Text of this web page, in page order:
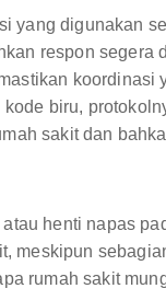
yang digunakan
respon segera
koordinasi
biru,
sakit dan
henti napas
meskipun
rumah sakit